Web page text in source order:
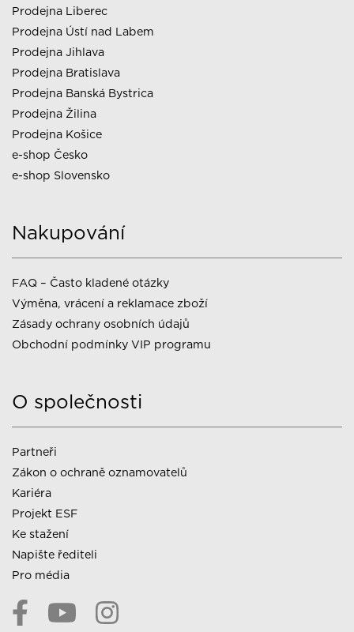
Prodejna Liberec
Prodejna Ústí nad Labem
Prodejna Jihlava
Prodejna Bratislava
Prodejna Banská Bystrica
Prodejna Žilina
Prodejna Košice
e-shop Česko
e-shop Slovensko
Nakupování
FAQ – Často kladené otázky
Výměna, vrácení a reklamace zboží
Zásady ochrany osobních údajů
Obchodní podmínky VIP programu
O společnosti
Partneři
Zákon o ochraně oznamovatelů
Kariéra
Projekt ESF
Ke stažení
Napište řediteli
Pro média